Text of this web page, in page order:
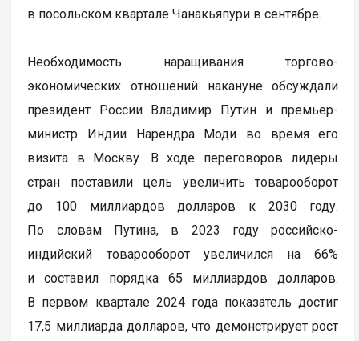
в посольском квартале Чанакьяпури в сентябре.
Необходимость наращивания торгово-
экономических отношений накануне обсуждали
президент России Владимир Путин и премьер-
министр Индии Нарендра Моди во время его
визита в Москву. В ходе переговоров лидеры
стран поставили цель увеличить товарооборот
до 100 миллиардов долларов к 2030 году.
По словам Путина, в 2023 году российско-
индийский товарооборот увеличился на 66%
и составил порядка 65 миллиардов долларов.
В первом квартале 2024 года показатель достиг
17,5 миллиарда долларов, что демонстрирует рост